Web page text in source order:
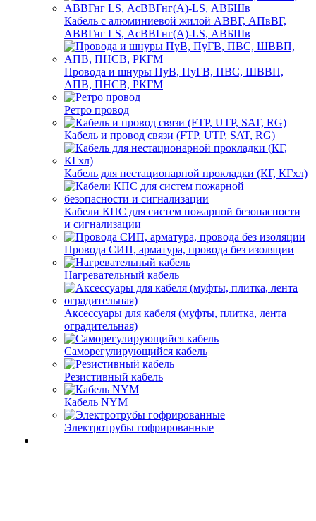
Кабель с алюминиевой жилой АВВГ, АПвВГ,
АВВГнг LS, АсВВГнг(А)-LS, АВБШв
Провода и шнуры ПуВ, ПуГВ, ПВС, ШВВП,
АПВ, ПНСВ, РКГМ
Ретро провод
Кабель и провод связи (FTP, UTP, SAT, RG)
Кабель для нестационарной прокладки (КГ, КГхл)
Кабели КПС для систем пожарной безопасности
и сигнализации
Провода СИП, арматура, провода без изоляции
Нагревательный кабель
Аксессуары для кабеля (муфты, плитка, лента
оградительная)
Саморегулирующийся кабель
Резистивный кабель
Кабель NYM
Электротрубы гофрированные